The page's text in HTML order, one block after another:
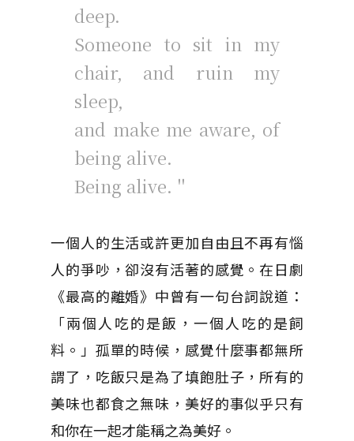
deep.
Someone to sit in my
chair, and ruin my
sleep,
and make me aware, of
being alive.
Being alive.＂
一個人的生活或許更加自由且不再有惱
人的爭吵，卻沒有活著的感覺。在日劇
《最高的離婚》中曾有一句台詞說道：
「兩個人吃的是飯，一個人吃的是飼
料。」孤單的時候，感覺什麼事都無所
謂了，吃飯只是為了填飽肚子，所有的
美味也都食之無味，美好的事似乎只有
和你在一起才能稱之為美好。